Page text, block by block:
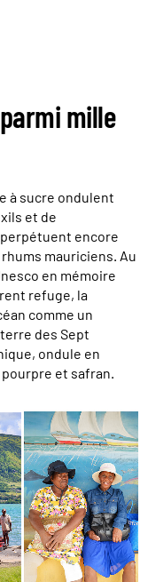
mille
à sucre ondulent
et de
encore
mauriciens. Au
en mémoire
refuge, la
comme un
des Sept
ondule en
et safran.